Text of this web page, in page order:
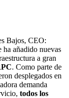
Bajos, CEO:
añadido nuevas
a gran
. Como parte de
desplegados en
demanda
todos los